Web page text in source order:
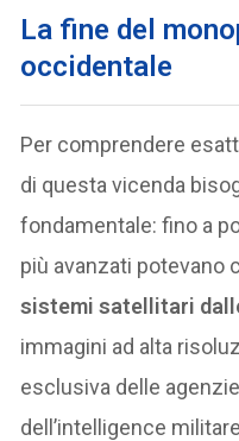
La fine del
occidentale
Per comprendere
di questa vicenda
fondamentale: fino a
più avanzati potevano
sistemi satellitari
immagini ad alta
esclusiva delle
dell’intelligence